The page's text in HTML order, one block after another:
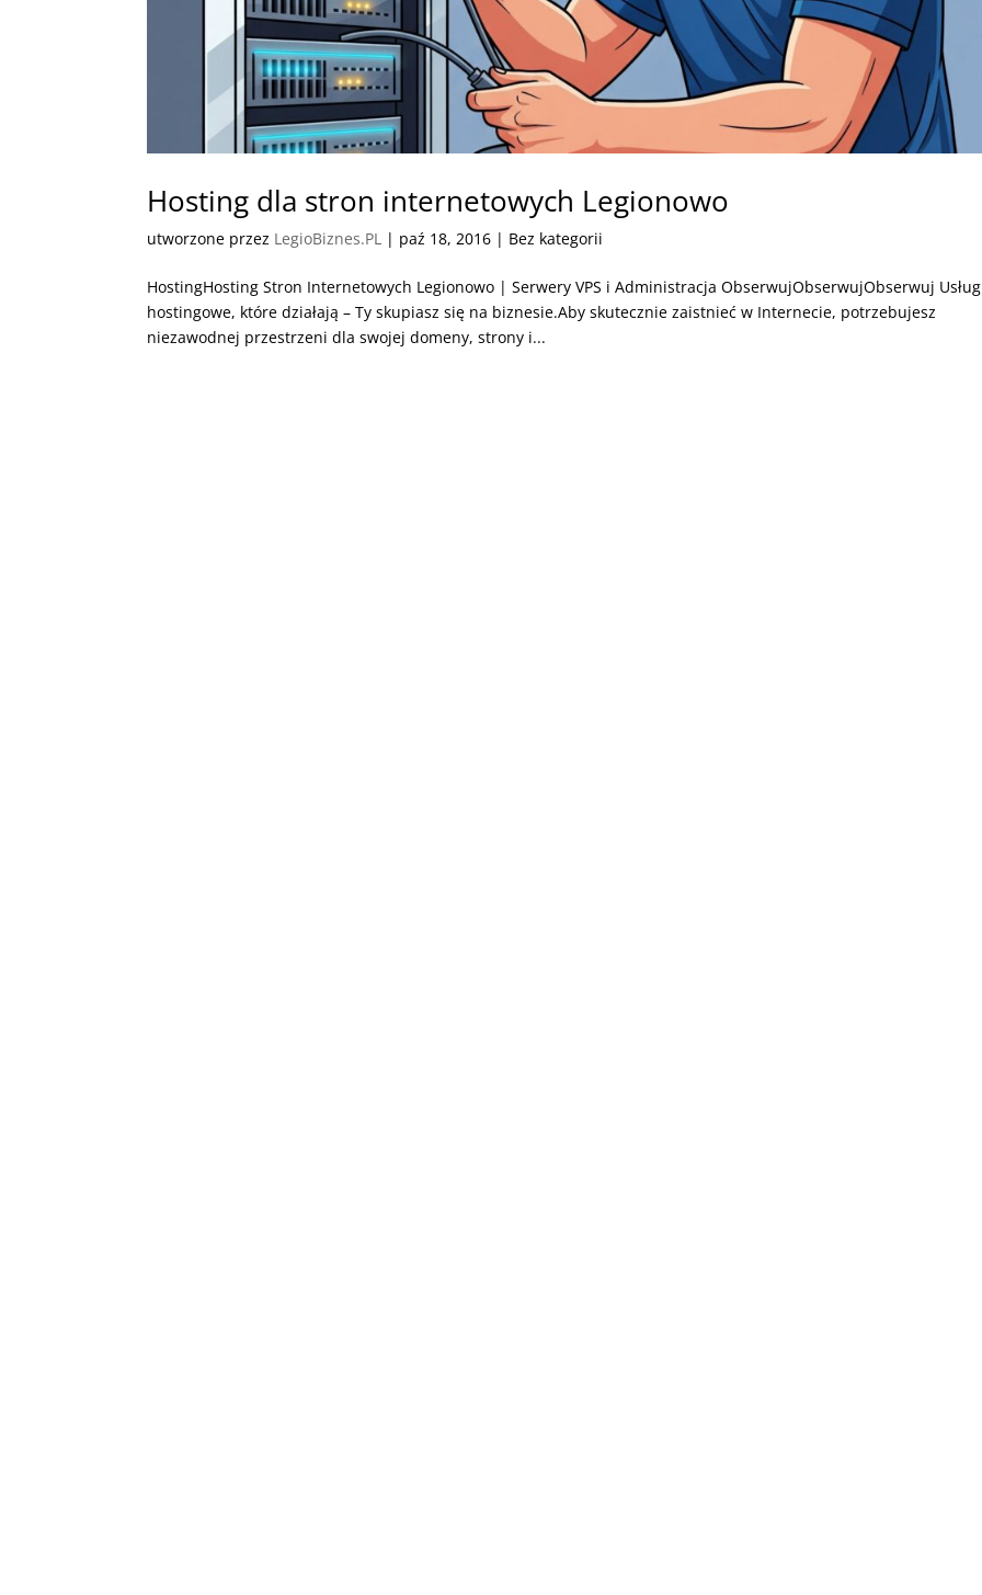
Hosting dla stron internetowych Legionowo
utworzone przez LegioBiznes.PL | paź 18, 2016 | Bez kategorii
HostingHosting Stron Internetowych Legionowo | Serwery VPS i Administracja ObserwujObserwujObserwuj
hostingowe, które działają – Ty skupiasz się na biznesie.Aby skutecznie zaistnieć w Internecie, potrzebujesz
niezawodnej przestrzeni dla swojej domeny, strony i...